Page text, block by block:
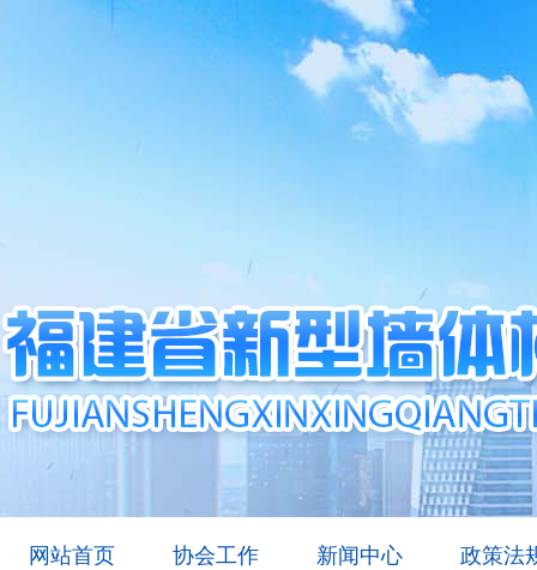
网站首页 协会工作 新闻中心 政策法